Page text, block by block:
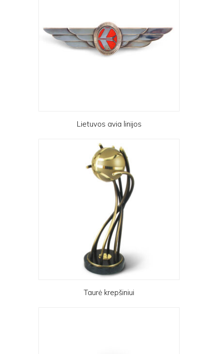
Lietuvos avia linijos
Taurė krepšiniui